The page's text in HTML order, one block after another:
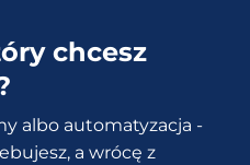
chcesz
albo automatyzacja -
a wrócę z